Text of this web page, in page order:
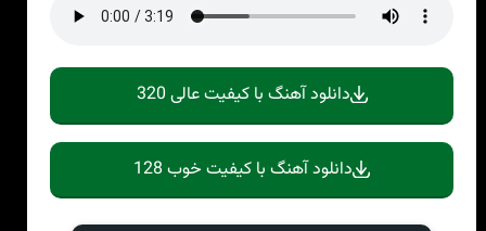
دانلود آهنگ با کیفیت عالی 320
دانلود آهنگ با کیفیت خوب 128